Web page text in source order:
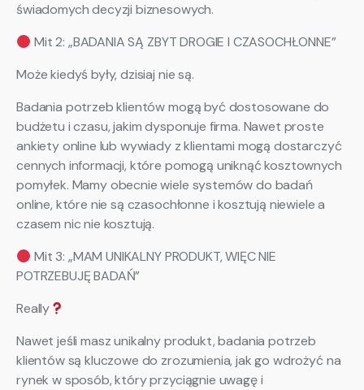
świadomych decyzji biznesowych.
Mit 2: „BADANIA SĄ ZBYT DROGIE I CZASOCHŁONNE”
Może kiedyś były, dzisiaj nie są.
Badania potrzeb klientów mogą być dostosowane do
budżetu i czasu, jakim dysponuje firma. Nawet proste
ankiety online lub wywiady z klientami mogą dostarczyć
cennych informacji, które pomogą uniknąć kosztownych
pomyłek. Mamy obecnie wiele systemów do badań
online, które nie są czasochłonne i kosztują niewiele a
czasem nic nie kosztują.
Mit 3: „MAM UNIKALNY PRODUKT, WIĘC NIE
POTRZEBUJĘ BADAŃ”
Really
Nawet jeśli masz unikalny produkt, badania potrzeb
klientów są kluczowe do zrozumienia, jak go wdrożyć na
rynek w sposób, który przyciągnie uwagę i